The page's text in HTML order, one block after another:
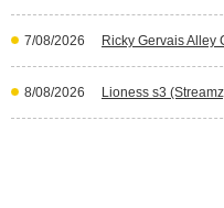
7/08/2026 Ricky Gervais Alley
8/08/2026 Lioness s3